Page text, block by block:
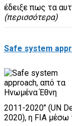
έδειξε πως τα
(περισσότερα)
Safe system
2011-2020" (UN
2020), η FIA μέσω